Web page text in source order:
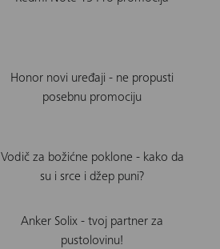
Honor novi uređaji - ne propusti
posebnu promociju
Vodič za božićne poklone - kako da
su i srce i džep puni?
Anker Solix - tvoj partner za
pustolovinu!